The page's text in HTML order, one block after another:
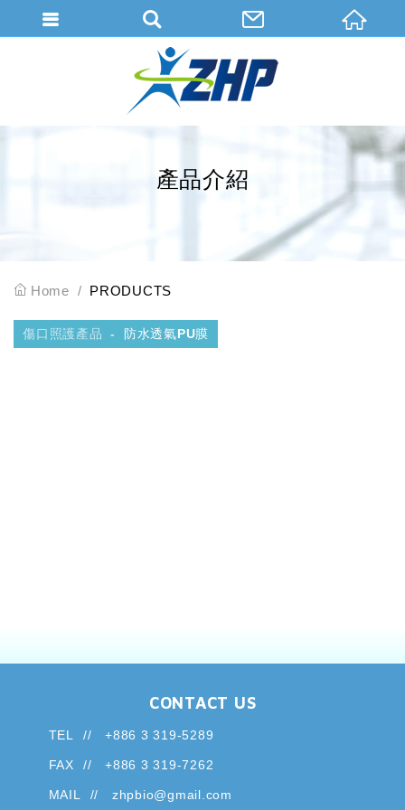
產品介紹
Home PRODUCTS
傷口照護產品 防水透氣PU膜
CONTACT US
TEL +886 3 319-5289
FAX +886 3 319-7262
MAIL zhpbio@gmail.com
會員登入
會員登入(燈箱)
加入會員
填寫匯款通知